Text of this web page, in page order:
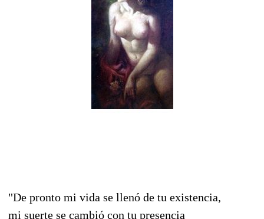
"De pronto mi vida se llenó de tu existencia,
mi suerte se cambió con tu presencia